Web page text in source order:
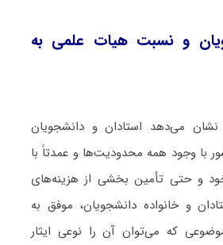
و نسبت هیات علمی به
نشان می‌دهد استادان و دانشجویان
با وجود همه محدودیت‌ها و عمدتاً با
و حتی تأمین بخشی از هزینه‌های
و خانواده دانشجویان، موفق به
که می‌توان آن را نوعی ایثار